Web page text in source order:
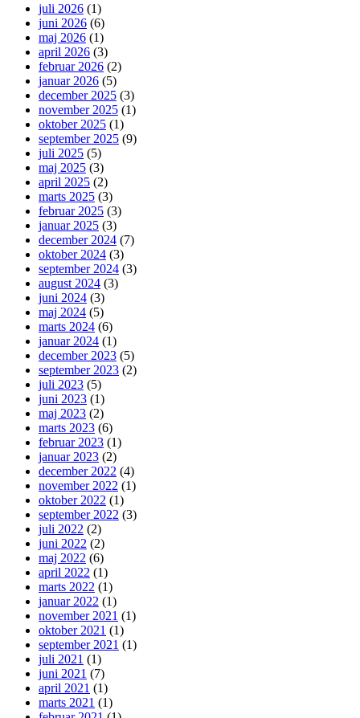
juli 2026 (1)
juni 2026 (6)
maj 2026 (1)
april 2026 (3)
februar 2026 (2)
januar 2026 (5)
december 2025 (3)
november 2025 (1)
oktober 2025 (1)
september 2025 (9)
juli 2025 (5)
maj 2025 (3)
april 2025 (2)
marts 2025 (3)
februar 2025 (3)
januar 2025 (3)
december 2024 (7)
oktober 2024 (3)
september 2024 (3)
august 2024 (3)
juni 2024 (3)
maj 2024 (5)
marts 2024 (6)
januar 2024 (1)
december 2023 (5)
september 2023 (2)
juli 2023 (5)
juni 2023 (1)
maj 2023 (2)
marts 2023 (6)
februar 2023 (1)
januar 2023 (2)
december 2022 (4)
november 2022 (1)
oktober 2022 (1)
september 2022 (3)
juli 2022 (2)
juni 2022 (2)
maj 2022 (6)
april 2022 (1)
marts 2022 (1)
januar 2022 (1)
november 2021 (1)
oktober 2021 (1)
september 2021 (1)
juli 2021 (1)
juni 2021 (7)
april 2021 (1)
marts 2021 (1)